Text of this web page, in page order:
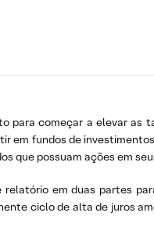
para começar a elevar as
em fundos de
que possuam ações em
relatório em duas partes
ciclo de alta de juros